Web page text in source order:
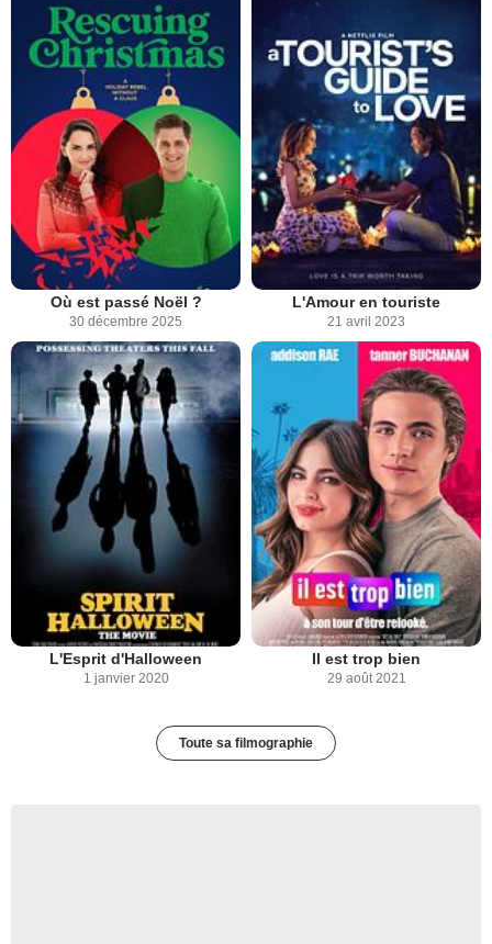
Où est passé Noël ?
30 décembre 2025
L'Amour en touriste
21 avril 2023
L'Esprit d'Halloween
1 janvier 2020
Il est trop bien
29 août 2021
Toute sa filmographie